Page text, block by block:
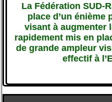
La Fédération SUD-
place d’un énième
visant à augmenter
rapidement mis en
de grande ampleur
effectif à